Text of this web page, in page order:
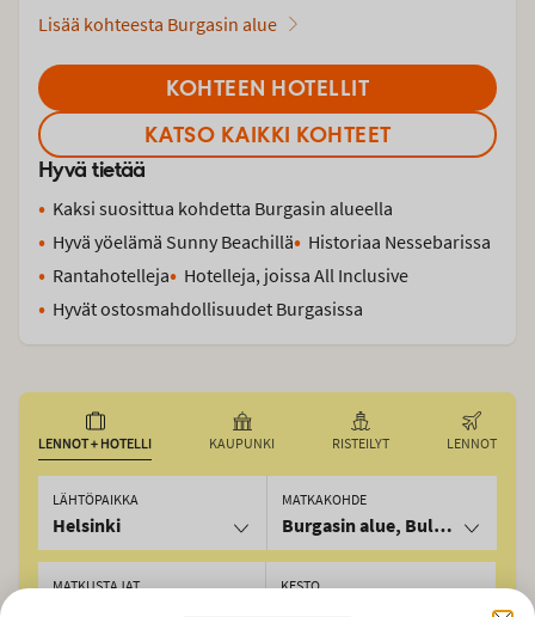
Lisää kohteesta Burgasin alue
KOHTEEN HOTELLIT
KATSO KAIKKI KOHTEET
Hyvä tietää
Kaksi suosittua kohdetta Burgasin alueella
Hyvä yöelämä Sunny Beachillä
Historiaa Nessebarissa
Rantahotelleja
Hotelleja, joissa All Inclusive
Hyvät ostosmahdollisuudet Burgasissa
LENNOT + HOTELLI KAUPUNKI RISTEILYT LENNOT
LÄHTÖPAIKKA
Helsinki
MATKAKOHDE
Burgasin alue, Bulgaria
KESTO
Vapaavalintainen
MATKUSTAJAT